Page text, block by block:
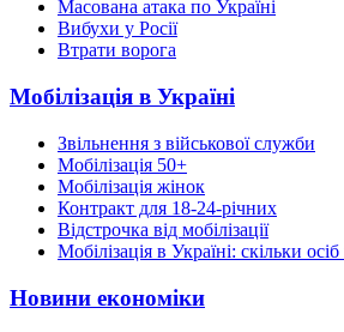
Масована атака по Україні
Вибухи у Росії
Втрати ворога
Мобілізація в Україні
Звільнення з військової служби
Мобілізація 50+
Мобілізація жінок
Контракт для 18-24-річних
Відстрочка від мобілізації
Мобілізація в Україні: скільки
Новини економіки